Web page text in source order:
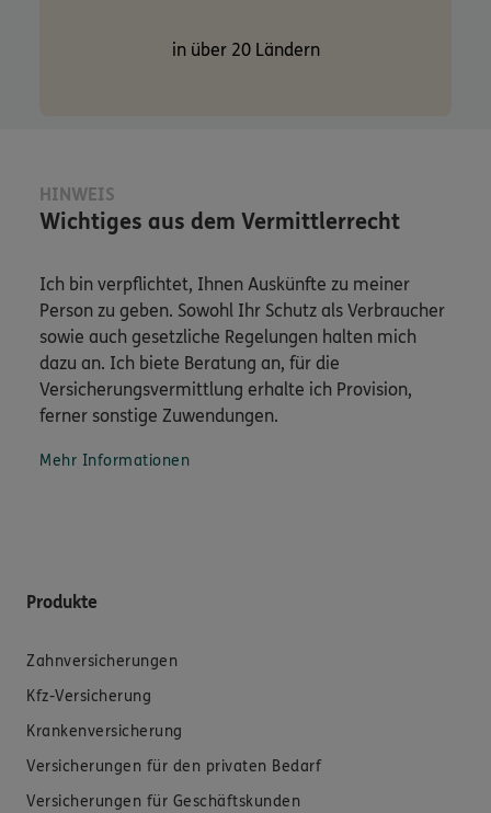
in über 20 Ländern
HINWEIS
Wichtiges aus dem Vermittlerrecht
Ich bin verpflichtet, Ihnen Auskünfte zu meiner
Person zu geben. Sowohl Ihr Schutz als Verbraucher
sowie auch gesetzliche Regelungen halten mich
dazu an. Ich biete Beratung an, für die
Versicherungsvermittlung erhalte ich Provision,
ferner sonstige Zuwendungen.
Mehr Informationen
Produkte
Zahnversicherungen
Kfz-Versicherung
Krankenversicherung
Versicherungen für den privaten Bedarf
Versicherungen für Geschäftskunden